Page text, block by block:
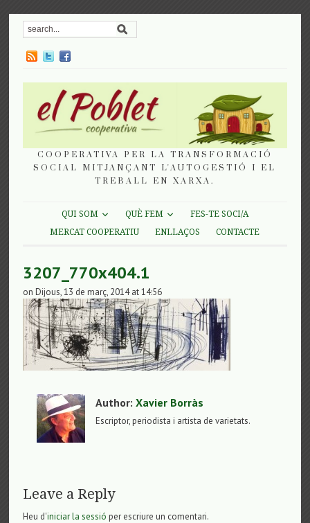
COOPERATIVA PER LA TRANSFORMACIÓ
SOCIAL MITJANÇANT L'AUTOGESTIÓ I EL
TREBALL EN XARXA.
QUI SOM QUÈ FEM
FES-TE SOCI/A
MERCAT COOPERATIU
ENLLAÇOS CONTACTE
3207_770x404.1
on Dijous, 13 de març, 2014 at 14:56
Author:Xavier Borràs
Escriptor, periodista i artista de varietats.
Leave a Reply
Heu d'iniciar la sessió per escriure un comentari.